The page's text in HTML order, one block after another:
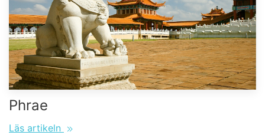
Phrae
Läs artikeln